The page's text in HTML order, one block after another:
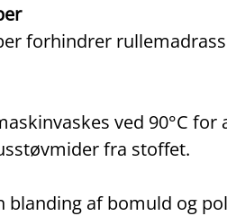
forhindrer
ved 90°C
fra stoffet.
blanding af bomuld og